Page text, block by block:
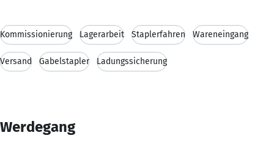
Kommissionierung Lagerarbeit Staplerfahren Wareneingang
Versand Gabelstapler Ladungssicherung
Werdegang